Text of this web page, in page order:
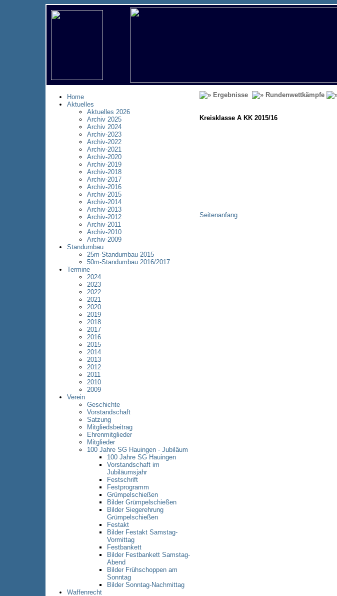
Home
Aktuelles
Aktuelles 2026
Archiv 2025
Archiv 2024
Archiv-2023
Archiv-2022
Archiv-2021
Archiv-2020
Archiv-2019
Archiv-2018
Archiv-2017
Archiv-2016
Archiv-2015
Archiv-2014
Archiv-2013
Archiv-2012
Archiv-2011
Archiv-2010
Archiv-2009
Standumbau
25m-Standumbau 2015
50m-Standumbau 2016/2017
Termine
2024
2023
2022
2021
2020
2019
2018
2017
2016
2015
2014
2013
2012
2011
2010
2009
Verein
Geschichte
Vorstandschaft
Satzung
Mitgliedsbeitrag
Ehrenmitglieder
Mitglieder
100 Jahre SG Hauingen - Jubiläum
100 Jahre SG Hauingen
Vorstandschaft im
Jubiläumsjahr
Festschrift
Festprogramm
Grümpelschießen
Bilder Grümpelschießen
Bilder Siegerehrung
Grümpelschießen
Festakt
Bilder Festakt Samstag-
Vormittag
Festbankett
Bilder Festbankett Samstag-
Abend
Bilder Frühschoppen am
Sonntag
Bilder Sonntag-Nachmittag
Waffenrecht
Ergebnisse Rundenwettkämpfe
Kreisklasse A KK 2015/16
Seitenanfang